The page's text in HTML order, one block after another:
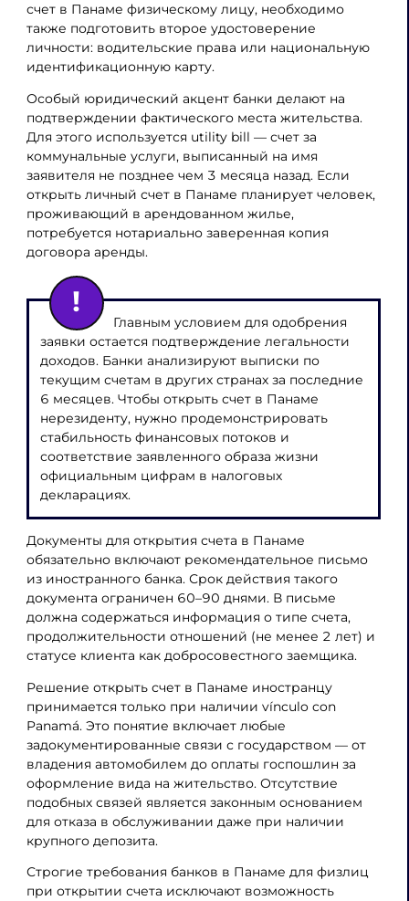
счет в Панаме физическому лицу, необходимо
также подготовить второе удостоверение
личности: водительские права или национальную
идентификационную карту.
Особый юридический акцент банки делают на
подтверждении фактического места жительства.
Для этого используется utility bill — счет за
коммунальные услуги, выписанный на имя
заявителя не позднее чем 3 месяца назад. Если
открыть личный счет в Панаме планирует человек,
проживающий в арендованном жилье,
потребуется нотариально заверенная копия
договора аренды.
Главным условием для одобрения
заявки остается подтверждение легальности
доходов. Банки анализируют выписки по
текущим счетам в других странах за последние
6 месяцев. Чтобы открыть счет в Панаме
нерезиденту, нужно продемонстрировать
стабильность финансовых потоков и
соответствие заявленного образа жизни
официальным цифрам в налоговых
декларациях.
Документы для открытия счета в Панаме
обязательно включают рекомендательное письмо
из иностранного банка. Срок действия такого
документа ограничен 60–90 днями. В письме
должна содержаться информация о типе счета,
продолжительности отношений (не менее 2 лет) и
статусе клиента как добросовестного заемщика.
Решение открыть счет в Панаме иностранцу
принимается только при наличии vínculo con
Panamá. Это понятие включает любые
задокументированные связи с государством — от
владения автомобилем до оплаты госпошлин за
оформление вида на жительство. Отсутствие
подобных связей является законным основанием
для отказа в обслуживании даже при наличии
крупного депозита.
Строгие требования банков в Панаме для физлиц
при открытии счета исключают возможность